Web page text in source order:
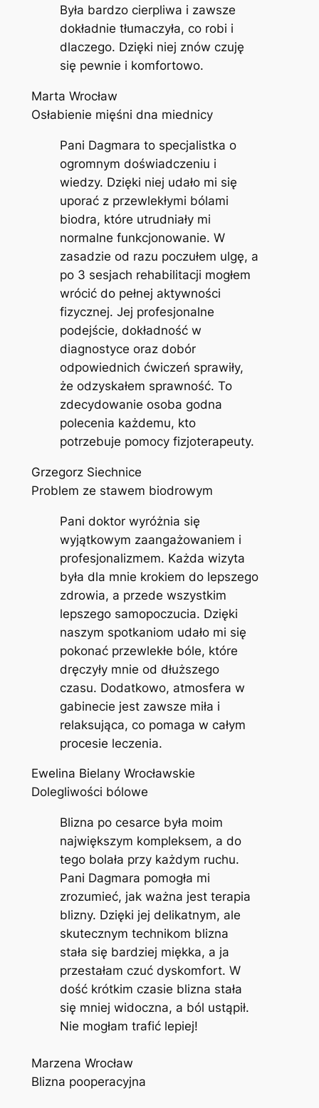
Była bardzo cierpliwa i zawsze
dokładnie tłumaczyła, co robi i
dlaczego. Dzięki niej znów czuję
się pewnie i komfortowo.
Marta Wrocław
Osłabienie mięśni dna miednicy
Pani Dagmara to specjalistka o
ogromnym doświadczeniu i
wiedzy. Dzięki niej udało mi się
uporać z przewlekłymi bólami
biodra, które utrudniały mi
normalne funkcjonowanie. W
zasadzie od razu poczułem ulgę, a
po 3 sesjach rehabilitacji mogłem
wrócić do pełnej aktywności
fizycznej. Jej profesjonalne
podejście, dokładność w
diagnostyce oraz dobór
odpowiednich ćwiczeń sprawiły,
że odzyskałem sprawność. To
zdecydowanie osoba godna
polecenia każdemu, kto
potrzebuje pomocy fizjoterapeuty.
Grzegorz Siechnice
Problem ze stawem biodrowym
Pani doktor wyróżnia się
wyjątkowym zaangażowaniem i
profesjonalizmem. Każda wizyta
była dla mnie krokiem do lepszego
zdrowia, a przede wszystkim
lepszego samopoczucia. Dzięki
naszym spotkaniom udało mi się
pokonać przewlekłe bóle, które
dręczyły mnie od dłuższego
czasu. Dodatkowo, atmosfera w
gabinecie jest zawsze miła i
relaksująca, co pomaga w całym
procesie leczenia.
Ewelina Bielany Wrocławskie
Dolegliwości bólowe
Blizna po cesarce była moim
największym kompleksem, a do
tego bolała przy każdym ruchu.
Pani Dagmara pomogła mi
zrozumieć, jak ważna jest terapia
blizny. Dzięki jej delikatnym, ale
skutecznym technikom blizna
stała się bardziej miękka, a ja
przestałam czuć dyskomfort. W
dość krótkim czasie blizna stała
się mniej widoczna, a ból ustąpił.
Nie mogłam trafić lepiej!
Marzena Wrocław
Blizna pooperacyjna